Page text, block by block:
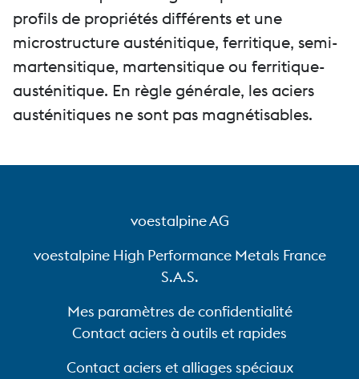
profils de propriétés différents et une
microstructure austénitique, ferritique, semi-
martensitique, martensitique ou ferritique-
austénitique. En règle générale, les aciers
austénitiques ne sont pas magnétisables.
voestalpine AG
voestalpine High Performance Metals France
S.A.S.
Mes paramètres de confidentialité
Contact aciers à outils et rapides
Contact aciers et alliages spéciaux